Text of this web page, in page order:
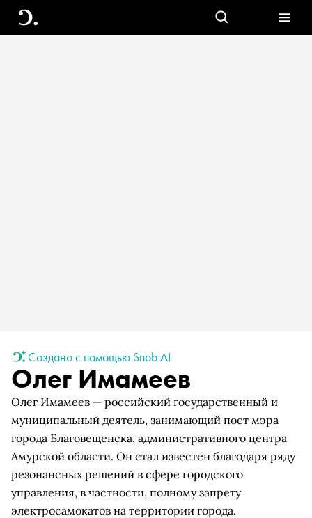
Создано с помощью Snob AI
Олег Имамеев
Олег Имамеев — российский государственный и
муниципальный деятель, занимающий пост мэра
города Благовещенска, административного центра
Амурской области. Он стал известен благодаря ряду
резонансных решений в сфере городского
управления, в частности, полному запрету
электросамокатов на территории города.